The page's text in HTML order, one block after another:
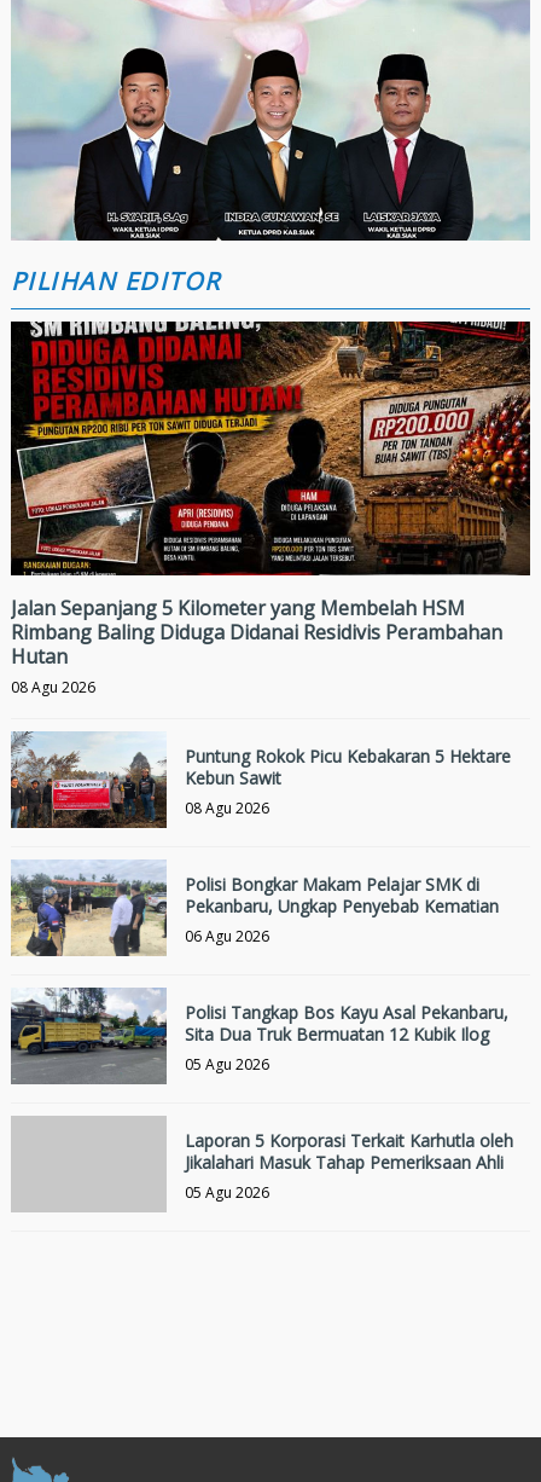
PILIHAN EDITOR
Jalan Sepanjang 5 Kilometer yang Membelah HSM
Rimbang Baling Diduga Didanai Residivis Perambahan
Hutan
08 Agu 2026
Puntung Rokok Picu Kebakaran 5 Hektare
Kebun Sawit
08 Agu 2026
Polisi Bongkar Makam Pelajar SMK di
Pekanbaru, Ungkap Penyebab Kematian
06 Agu 2026
Polisi Tangkap Bos Kayu Asal Pekanbaru,
Sita Dua Truk Bermuatan 12 Kubik Ilog
05 Agu 2026
Laporan 5 Korporasi Terkait Karhutla oleh
Jikalahari Masuk Tahap Pemeriksaan Ahli
05 Agu 2026